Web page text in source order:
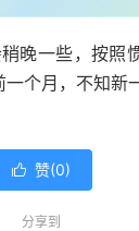
晚一些，按照
个月，不知新
 赞(0)
分享到